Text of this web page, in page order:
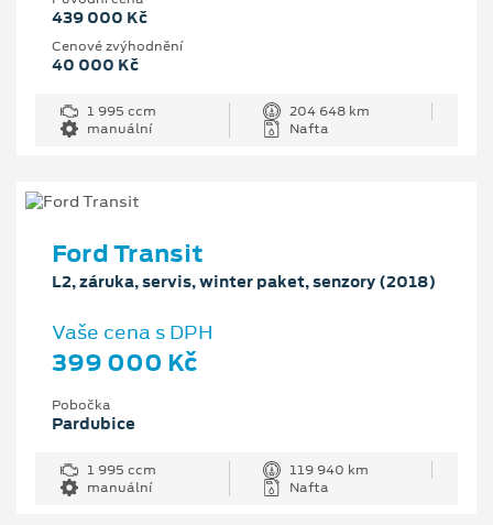
439 000 Kč
Cenové zvýhodnění
40 000 Kč
1 995 ccm
204 648 km
manuální
Nafta
Ford Transit
L2, záruka, servis, winter paket, senzory (2018)
Vaše cena s DPH
399 000 Kč
Pobočka
Pardubice
1 995 ccm
119 940 km
manuální
Nafta